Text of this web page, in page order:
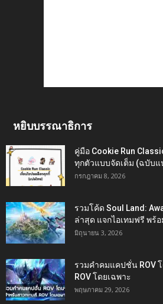
หยิบบรรณาธิการ
คู่มือ Cookie Run
ทุกตัวแบบจัดเต็ม (ฉบับแ
กรกฎาคม 8, 2026
รวมโค้ด Soul Land:
ล่าสุด แจกไอเทมฟรี พร้
มิถุนายน 3, 2026
รวมคำคมแคปชั่น ROV
ROV โดยเฉพาะ
พฤษภาคม 29, 2026